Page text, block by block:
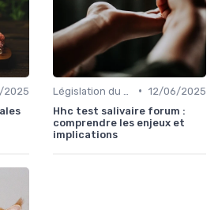
2025
• 12/06/2025
Hhc test salivaire forum :
comprendre les enjeux et
implications